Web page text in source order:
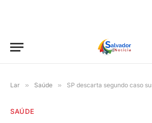
Lar » Saúde » SP descarta segundo caso
SAÚDE